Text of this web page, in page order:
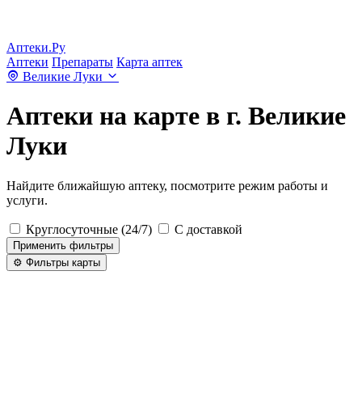
Аптеки.Ру
Аптеки Препараты Карта аптек
Великие Луки
Аптеки на карте в г. Великие
Луки
Найдите ближайшую аптеку, посмотрите режим работы и
услуги.
Круглосуточные (24/7) С доставкой
Применить фильтры
⚙️ Фильтры карты